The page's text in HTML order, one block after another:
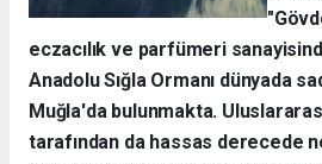
eczacılık ve parfümeri
Anadolu Sığla Ormanı dünyada
Muğla'da bulunmakta.
tarafından da hassas derecede